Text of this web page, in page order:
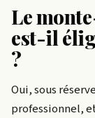
Le
est-il
?
Oui, sous
professionnel,